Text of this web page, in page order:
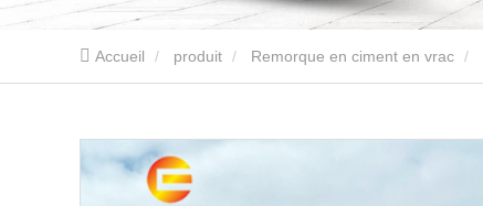
Accueil produit Remorque en ciment en vrac